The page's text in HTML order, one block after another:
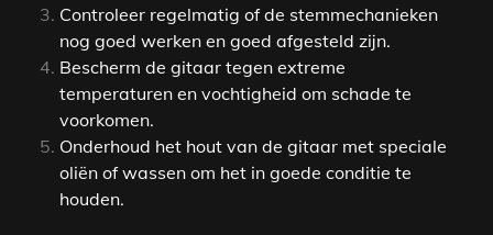
Controleer regelmatig of de stemmechanieken
nog goed werken en goed afgesteld zijn.
Bescherm de gitaar tegen extreme
temperaturen en vochtigheid om schade te
voorkomen.
Onderhoud het hout van de gitaar met speciale
oliën of wassen om het in goede conditie te
houden.